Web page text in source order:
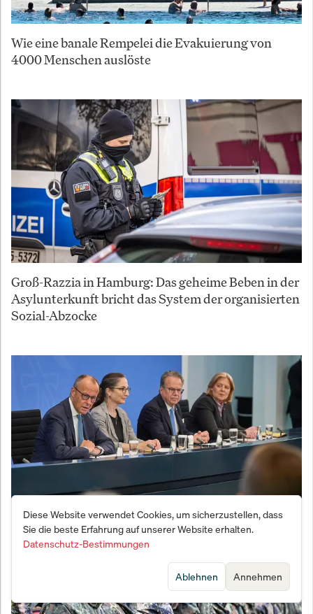
Wie eine banale Rempelei die Evakuierung von
4000 Menschen auslöste
Groß-Razzia in Hamburg: Das geheime Beben in der
Asylunterkunft bricht das System der organisierten
Sozial-Abzocke
Bundesregierung kauft jetzt Aktien-ETFs – Warum
Anleger trotzdem vorsichtig sein sollten
Diese Website verwendet Cookies, um sicherzustellen, dass
Sie die beste Erfahrung auf unserer Website erhalten.
Datenschutz-Bestimmungen
Annehmen
Ablehnen